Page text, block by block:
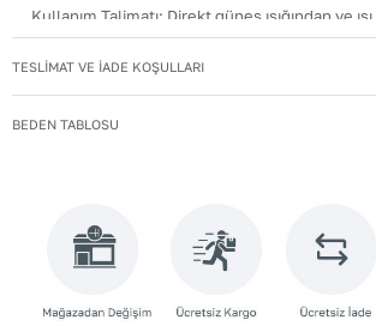
Kullanım Talimatı: Direkt güneş ışığından ve
uzak tutun.
Deri ayakkabılarınızı
bekleyin.
Deri Cinsi:Dana Deri
TESLİMAT VE İADE KOŞULLARI
BEDEN TABLOSU